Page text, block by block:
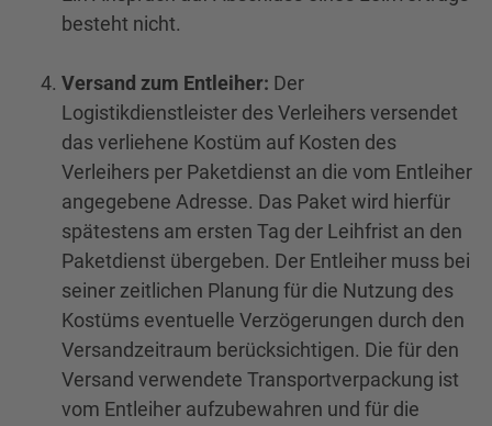
besteht nicht.
Versand zum Entleiher: Der
Logistikdienstleister des Verleihers versendet
das verliehene Kostüm auf Kosten des
Verleihers per Paketdienst an die vom Entleiher
angegebene Adresse. Das Paket wird hierfür
spätestens am ersten Tag der Leihfrist an den
Paketdienst übergeben. Der Entleiher muss bei
seiner zeitlichen Planung für die Nutzung des
Kostüms eventuelle Verzögerungen durch den
Versandzeitraum berücksichtigen. Die für den
Versand verwendete Transportverpackung ist
vom Entleiher aufzubewahren und für die